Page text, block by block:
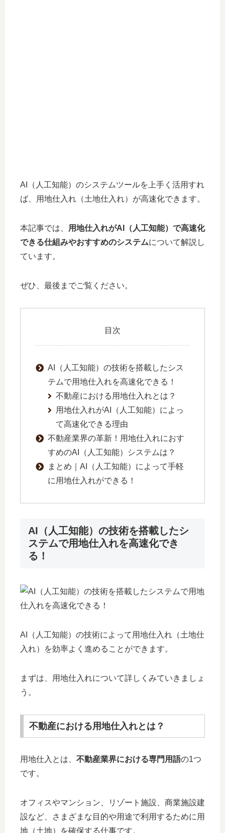
AI（人工知能）のシステムツールを上手く活用すれ
ば、用地仕入れ（土地仕入れ）が高速化できます。
本記事では、
用地仕入れがAI（人工知能）で高速化
できる仕組みやおすすめのシステムについて解説し
ています。
ぜひ、最後までご覧ください。
目次
AI（人工知能）の技術を搭載したシス
テムで用地仕入れを高速化できる！
不動産における用地仕入れとは？
用地仕入れがAI（人工知能）によっ
て高速化できる理由
不動産業界の革新！用地仕入れにおす
すめのAI（人工知能）システムは？
まとめ｜AI（人工知能）によって手軽
に用地仕入れができる！
AI（人工知能）の技術を搭載したシ
ステムで用地仕入れを高速化でき
る！
AI（人工知能）の技術によって用地仕入れ（土地仕
入れ）を効率よく進めることができます。
まずは、用地仕入れについて詳しくみていきましょ
う。
不動産における用地仕入れとは？
用地仕入とは、 不動産業界における専門用語の1つ
です。
オフィスやマンション、リゾート施設、商業施設建
設など、さまざまな目的や用途で利用するために用
地（土地）を確保する仕事です。